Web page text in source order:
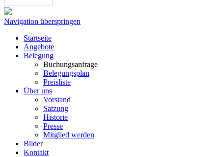
Navigation überspringen
Startseite
Angebote
Belegung
Buchungsanfrage
Belegungsplan
Preisliste
Über uns
Vorstand
Satzung
Historie
Presse
Mitglied werden
Bilder
Kontakt